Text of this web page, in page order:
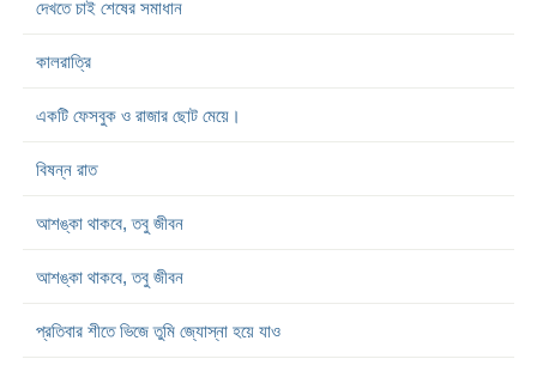
দেখতে চাই শেষের সমাধান
কালরাত্রি
একটি ফেসবুক ও রাজার ছোট মেয়ে।
বিষন্ন রাত
আশঙ্কা থাকবে, তবু জীবন
আশঙ্কা থাকবে, তবু জীবন
প্রতিবার শীতে ভিজে তুমি জ্যোস্না হয়ে যাও